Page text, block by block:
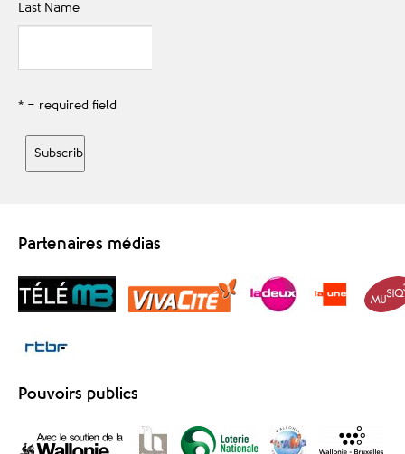
Last Name
* = required field
Partenaires médias
Pouvoirs publics